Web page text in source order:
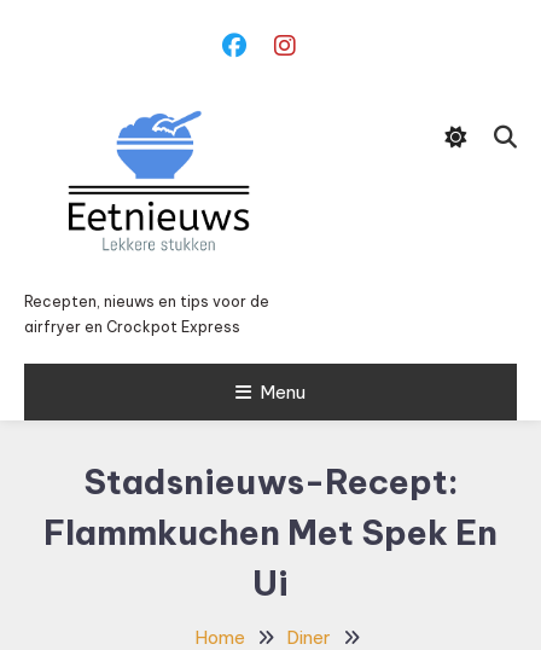
Recepten, nieuws en tips voor de
airfryer en Crockpot Express
Menu
Stadsnieuws-Recept:
Flammkuchen Met Spek En
Ui
Home
Diner